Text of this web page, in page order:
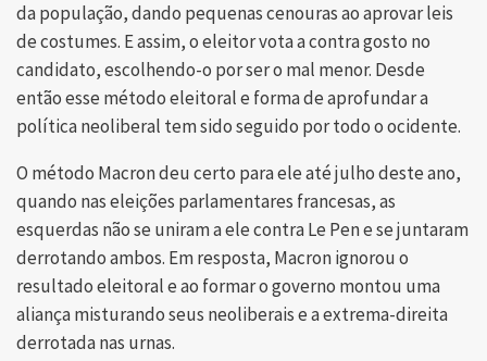
da população, dando pequenas cenouras ao aprovar leis
de costumes. E assim, o eleitor vota a contra gosto no
candidato, escolhendo-o por ser o mal menor. Desde
então esse método eleitoral e forma de aprofundar a
política neoliberal tem sido seguido por todo o ocidente.
O método Macron deu certo para ele até julho deste ano,
quando nas eleições parlamentares francesas, as
esquerdas não se uniram a ele contra Le Pen e se juntaram
derrotando ambos. Em resposta, Macron ignorou o
resultado eleitoral e ao formar o governo montou uma
aliança misturando seus neoliberais e a extrema-direita
derrotada nas urnas.